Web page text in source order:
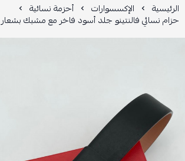
الرئيسية الإكسسوارات أحزمة نسائية
حزام نسائي فالنتينو جلد أسود فاخر مع مشبك بشعار